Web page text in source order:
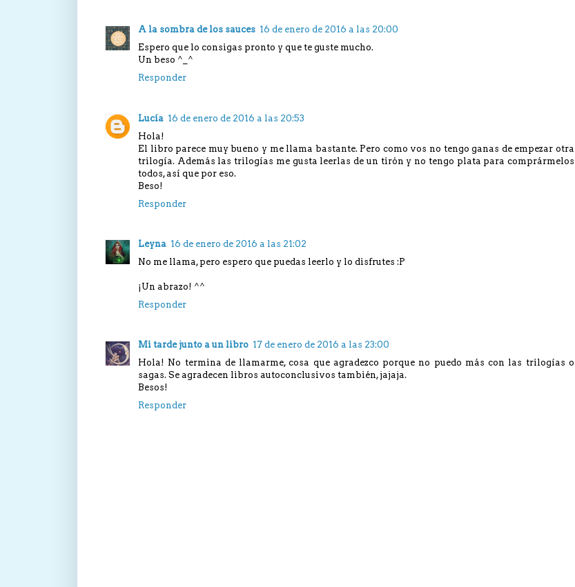
A la sombra de los sauces 16 de enero de 2016 a las 20:00
Espero que lo consigas pronto y que te guste mucho.
Un beso ^_^
Responder
Lucía 16 de enero de 2016 a las 20:53
Hola!
El libro parece muy bueno y me llama bastante. Pero como vos no tengo ganas de empezar otra
trilogía. Además las trilogías me gusta leerlas de un tirón y no tengo plata para comprármelos
todos, así que por eso.
Beso!
Responder
Leyna 16 de enero de 2016 a las 21:02
No me llama, pero espero que puedas leerlo y lo disfrutes :P
¡Un abrazo! ^^
Responder
Mi tarde junto a un libro 17 de enero de 2016 a las 23:00
Hola! No termina de llamarme, cosa que agradezco porque no puedo más con las trilogías o
sagas. Se agradecen libros autoconclusivos también, jajaja.
Besos!
Responder